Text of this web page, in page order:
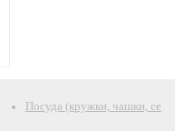
Посуда (кружки, чашки,